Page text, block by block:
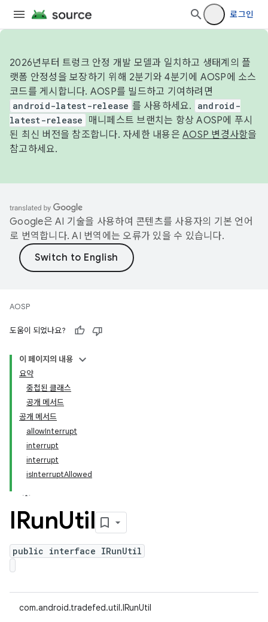
로그인
2026년부터 트렁크 안정 개발 모델과 일치하고 생태계의 플
랫폼 안정성을 보장하기 위해 2분기와 4분기에 AOSP에 소스
코드를 게시합니다. AOSP를 빌드하고 기여하려면
android-latest-release 를 사용하세요.
android-
latest-release
매니페스트 브랜치는 항상 AOSP에 푸시
된 최신 버전을 참조합니다. 자세한 내용은 AOSP 변경사항을
참고하세요.
Google은 AI 기술을 사용하여 콘텐츠를 사용자의 기본 언어
로 번역합니다. AI 번역에는 오류가 있을 수 있습니다.
AOSP
도움이 되었나요?
이 페이지의 내용
요약
중첩된 클래스
공개 메서드
공개 메서드
allowInterrupt
interrupt
interrupt
isInterruptAllowed
IRunUtil
public interface IRunUtil
com.android.tradefed.util.IRunUtil